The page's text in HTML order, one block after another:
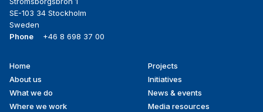
SE-103 34 Stockholm
Sweden
Phone
+46 8 698 37 00
Footer
menu
Home
About us
What we do
Where we work
Projects
Initiatives
News & events
Media resources